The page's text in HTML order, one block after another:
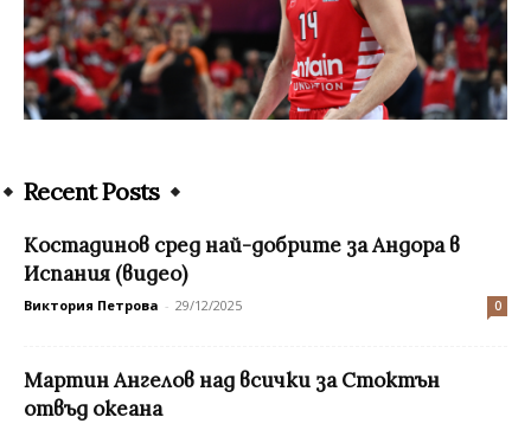
Recent Posts
Костадинов сред най-добрите за Андора в
Испания (видео)
Виктория Петрова - 29/12/2025 0
Мартин Ангелов над всички за Стоктън
отвъд океана